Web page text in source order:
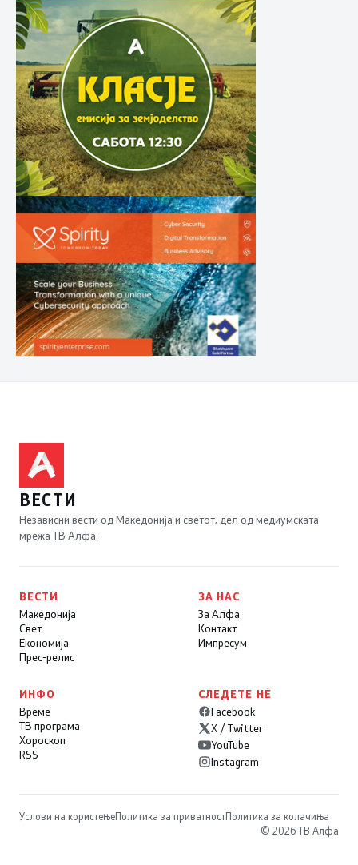
ВЕСТИ
Независни вести од Македонија и светот, дел од медиумската
мрежа ТВ Алфа.
ВЕСТИ
Македонија
Свет
Економија
Прес-релис
ЗА НАС
За Алфа
Контакт
Импресум
ИНФО
Време
ТВ програма
Хороскоп
RSS
СЛЕДЕТЕ НÉ
Facebook
X / Twitter
YouTube
Instagram
Услови на користењеПолитика за приватностПолитика за колачиња
© 2026 ТВ Алфа